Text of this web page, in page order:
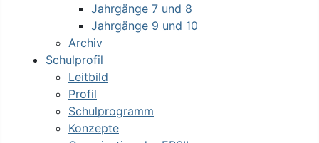
Jahrgänge 7 und 8
Jahrgänge 9 und 10
Archiv
Schulprofil
Leitbild
Profil
Schulprogramm
Konzepte